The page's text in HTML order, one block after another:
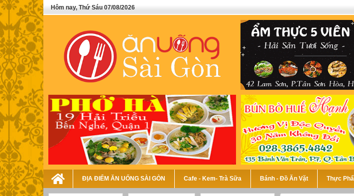
Hôm nay, Thứ Sáu 07/08/2026
ĐỊA ĐIỂM ĂN UỐNG SÀI GÒN Cafe - Kem- Trà Sữa Bánh - Đồ Ăn Vặt Thực